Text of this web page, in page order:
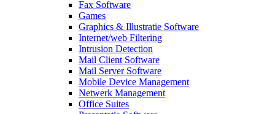
Fax Software
Games
Graphics & Illustratie Software
Internet/web Filtering
Intrusion Detection
Mail Client Software
Mail Server Software
Mobile Device Management
Netwerk Management
Office Suites